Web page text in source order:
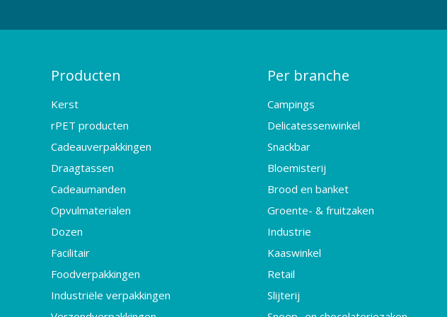
Producten
Kerst
rPET producten
Cadeauverpakkingen
Draagtassen
Cadeaumanden
Opvulmaterialen
Dozen
Facilitair
Foodverpakkingen
Industriële verpakkingen
Per branche
Campings
Delicatessenwinkel
Snackbar
Bloemisterij
Brood en banket
Groente- & fruitzaken
Industrie
Kaaswinkel
Retail
Slijterij